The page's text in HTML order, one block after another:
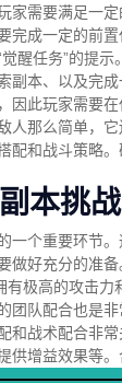
家需要满足一
完成一定的前
醒任务”的提
副本、以及完
因此玩家需要在
人那么简单，
配和战斗策略
本挑战
一个重要环节
做好充分的准
极高的攻击力
团队配合也是
和战术配合非
供增益效果等